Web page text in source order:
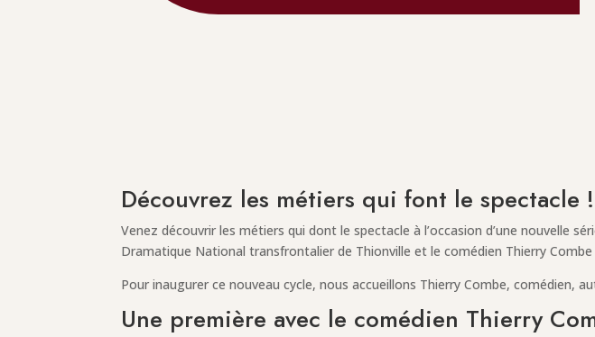
Découvrez les métiers qui font le spectacle !
Venez découvrir les métiers qui dont le spectacle à l’occasion d’une nouvelle
Dramatique National transfrontalier de Thionville et le comédien Thierry Combe
Pour inaugurer ce nouveau cycle, nous accueillons Thierry Combe, comédien,
Une première avec le comédien Thierry